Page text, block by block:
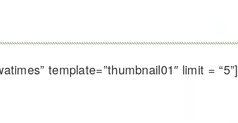
template=”thumbnail01″ limit = “5”]